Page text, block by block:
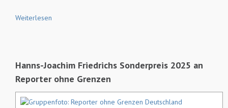
Weiterlesen
Hanns-Joachim Friedrichs Sonderpreis 2025 an
Reporter ohne Grenzen